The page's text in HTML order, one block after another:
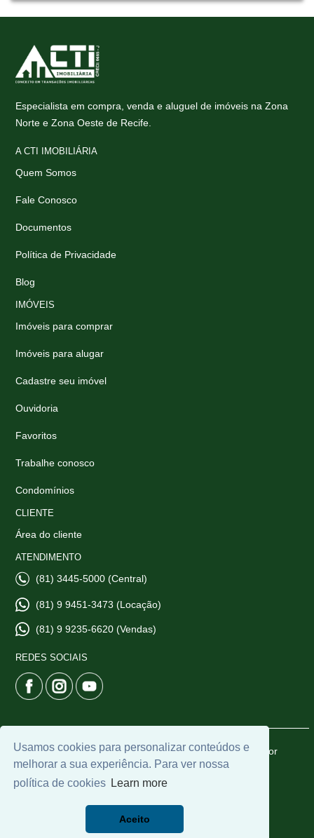
Usamos cookies para personalizar conteúdos e
melhorar a sua experiência. Para ver nossa
política de cookies Learn more
Aceito
Especialista em compra, venda e aluguel de imóveis na Zona
Norte e Zona Oeste de Recife.
A CTI IMOBILIÁRIA
Quem Somos
Fale Conosco
Documentos
Política de Privacidade
Blog
IMÓVEIS
Imóveis para comprar
Imóveis para alugar
Cadastre seu imóvel
Ouvidoria
Favoritos
Trabalhe conosco
Condomínios
CLIENTE
Área do cliente
ATENDIMENTO
(81) 3445-5000 (Central)
(81) 9 9451-3473 (Locação)
(81) 9 9235-6620 (Vendas)
REDES SOCIAIS
© 2026 | CTI Imobiliária | CRECI: 6665-J | Desenvolvido por
Universal Software.